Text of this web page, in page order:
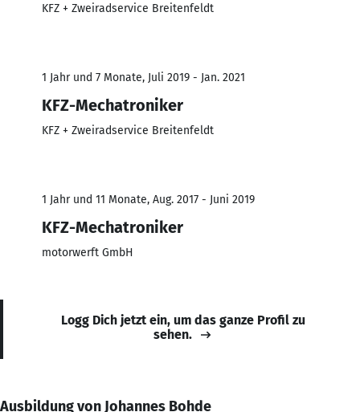
KFZ + Zweiradservice Breitenfeldt
1 Jahr und 7 Monate, Juli 2019 - Jan. 2021
KFZ-Mechatroniker
KFZ + Zweiradservice Breitenfeldt
1 Jahr und 11 Monate, Aug. 2017 - Juni 2019
KFZ-Mechatroniker
motorwerft GmbH
Logg Dich jetzt ein, um das ganze Profil zu
sehen.
Ausbildung von Johannes Bohde